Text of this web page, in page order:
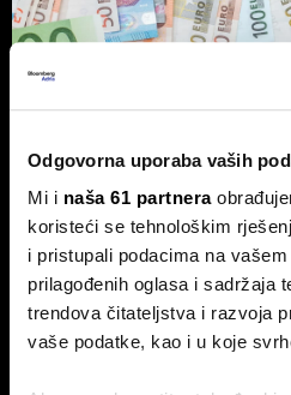
Odgovorna uporaba vaših
Mi i naša 61 partnera
koristeći se tehnološkim
i pristupali podacima na
prilagođenih oglasa i sadržaja
trendova čitateljstva i razvoja
vaše podatke, kao i u koje
Vlasnik